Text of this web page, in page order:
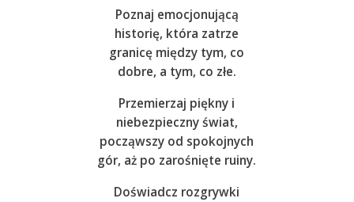
Poznaj emocjonującą
historię, która zatrze
granicę między tym, co
dobre, a tym, co złe.
Przemierzaj piękny i
niebezpieczny świat,
począwszy od spokojnych
gór, aż po zarośnięte ruiny.
Doświadcz rozgrywki